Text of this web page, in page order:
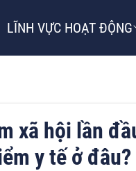
LĨNH VỰC HOẠT ĐỘNG
xã hội lần
y tế ở